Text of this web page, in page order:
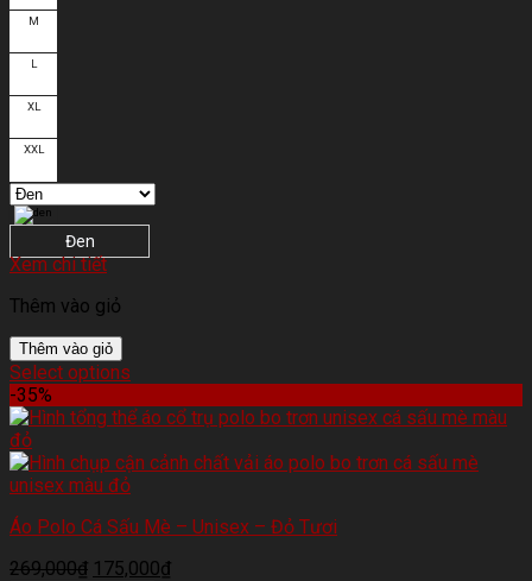
M
L
XL
XXL
Đen
Xem chi tiết
Thêm vào giỏ
Thêm vào giỏ
Select options
-35%
Áo Polo Cá Sấu Mè – Unisex – Đỏ Tươi
269,000₫ 175,000₫